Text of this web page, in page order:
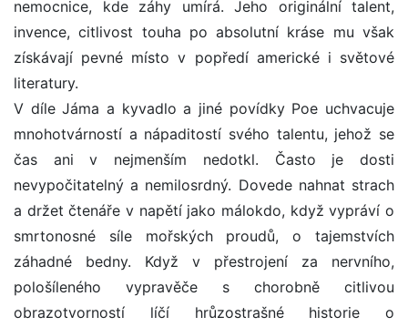
nemocnice, kde záhy umírá. Jeho originální talent,
invence, citlivost touha po absolutní kráse mu však
získávají pevné místo v popředí americké i světové
literatury.
V díle Jáma a kyvadlo a jiné povídky Poe uchvacuje
mnohotvárností a nápaditostí svého talentu, jehož se
čas ani v nejmenším nedotkl. Často je dosti
nevypočitatelný a nemilosrdný. Dovede nahnat strach
a držet čtenáře v napětí jako málokdo, když vypráví o
smrtonosné síle mořských proudů, o tajemstvích
záhadné bedny. Když v přestrojení za nervního,
pološíleného vypravěče s chorobně citlivou
obrazotvorností líčí hrůzostrašné historie o